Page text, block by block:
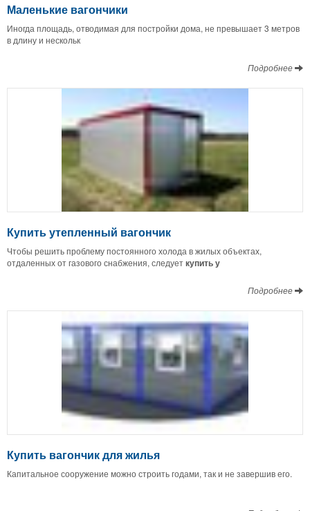
Маленькие вагончики
Иногда площадь, отводимая для постройки дома, не превышает 3 метров
в длину и нескольк
Подробнее
Купить утепленный вагончик
Чтобы решить проблему постоянного холода в жилых объектах,
отдаленных от газового снабжения, следуеткупить у
Подробнее
Купить вагончик для жилья
Капитальное сооружение можно строить годами, так и не завершив его.